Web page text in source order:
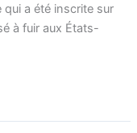
qui a été inscrite sur
à fuir aux États-